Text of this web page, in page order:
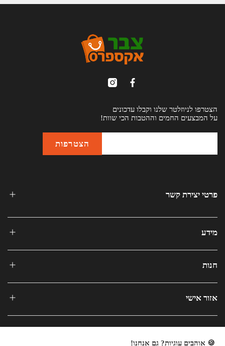
הצטרפו לניוזלטר שלנו וקבלו עדכונים
על המבצעים החמים וההטבות הכי שוות!
פרטי יצירת קשר
מידע
חנות
אזור אישי
🍪 אוהבים עוגיות? גם אנחנו!